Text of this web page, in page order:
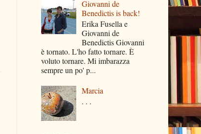
Giovanni de
Benedictis is back!
Erika Fusella e
Giovanni de
Benedictis Giovanni
è tornato. L'ho fatto tornare. È
voluto tornare. Mi imbarazza
sempre un po' p...
Marcia
. . .